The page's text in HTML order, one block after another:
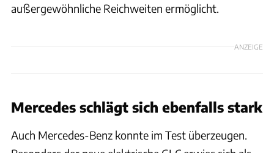
außergewöhnliche Reichweiten ermöglicht.
ANZEIGE
Mercedes schlägt sich ebenfalls stark
Auch Mercedes-Benz konnte im Test überzeugen.